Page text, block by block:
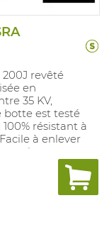
revêté
en
35 KV,
botte est testé
résistant à
à enlever
polyester en